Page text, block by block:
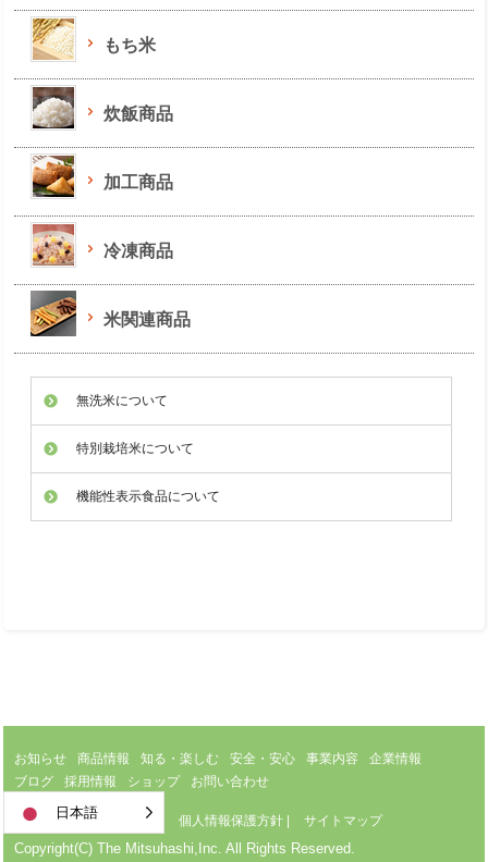
もち米
炊飯商品
加工商品
冷凍商品
米関連商品
無洗米について
特別栽培米について
機能性表示食品について
お知らせ 商品情報 知る・楽しむ 安全・安心 事業内容
企業情報
ブログ
採用情報 ショップ お問い合わせ
サイトのご利用について 個人情報保護方針 サイトマップ
Copyright(C) The Mitsuhashi,Inc. All Rights Reserved.
日本語